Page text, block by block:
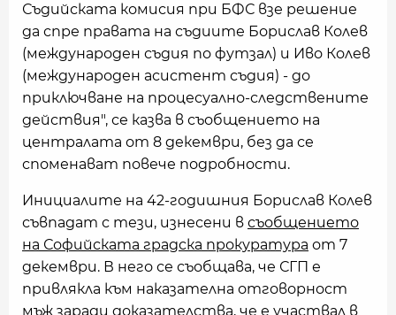
Съдийската комисия при БФС взе решение
да спре правата на съдиите Борислав Колев
(международен съдия по футзал) и Иво Колев
(международен асистент съдия) - до
приключване на процесуално-следствените
действия", се казва в съобщението на
централата от 8 декември, без да се
споменават повече подробности.
Инициалите на 42-годишния Борислав Колев
съвпадат с тези, изнесени в съобщението
на Софийската градска прокуратура от 7
декември. В него се съобщава, че СГП е
привлякла към наказателна отговорност
мъж заради доказателства, че е участвал в